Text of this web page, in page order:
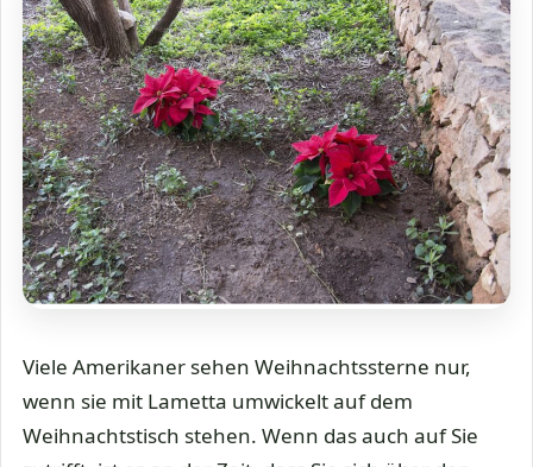
Viele Amerikaner sehen Weihnachtssterne nur,
wenn sie mit Lametta umwickelt auf dem
Weihnachtstisch stehen. Wenn das auch auf Sie